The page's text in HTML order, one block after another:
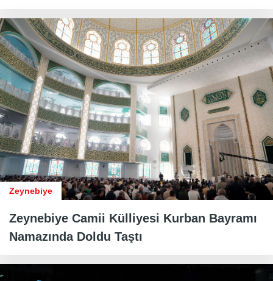
Zeynebiye
Zeynebiye Camii Külliyesi Kurban Bayramı
Namazında Doldu Taştı